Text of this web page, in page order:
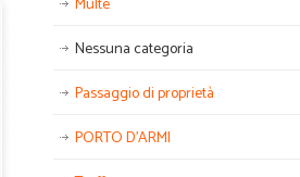
Nessuna categoria
Passaggio di proprietà
PORTO D'ARMI